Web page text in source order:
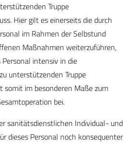
Truppe
Hier gilt es einerseits die durch
im Rahmen der Selbstund
Maßnahmen weiterzuführen,
intensiv in die
unterstützenden Truppe
somit im besonderen Maße zum
bei.
sanitätsdienstlichen Individual- und
dieses Personal noch konsequenter